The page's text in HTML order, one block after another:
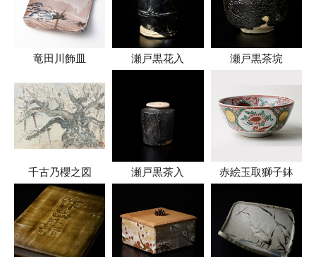
竜田川飾皿 瀬戸黒花入 瀬戸黒茶垸
千古乃櫻之図 瀬戸黒茶入 赤絵玉取獅子鉢